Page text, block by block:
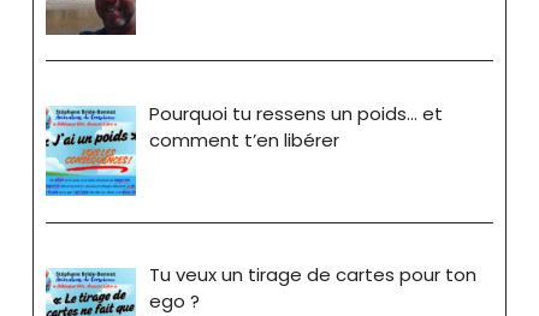
Pourquoi tu ressens un poids… et
comment t’en libérer
Tu veux un tirage de cartes pour ton
ego ?